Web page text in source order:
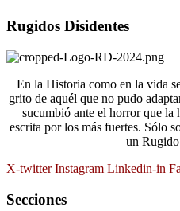
Rugidos Disidentes
En la Historia como en la vida
grito de aquél que no pudo
sucumbió ante el horror que la
escrita por los más fuertes. Sólo
un
X-twitter Instagram Linkedin-in
Secciones